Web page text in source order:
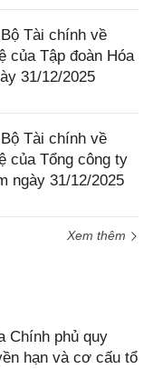
Tài chính về
của Tập đoàn Hóa
31/12/2025
Tài chính về
của Tổng công ty
ngày 31/12/2025
Xem thêm
Chính phủ quy
hạn và cơ cấu tổ